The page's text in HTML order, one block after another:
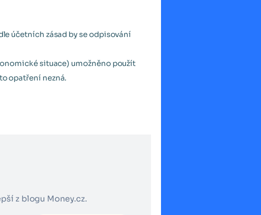
účetních zásad by se odpisování
situace) umožněno použít
opatření nezná.
z blogu Money.cz.